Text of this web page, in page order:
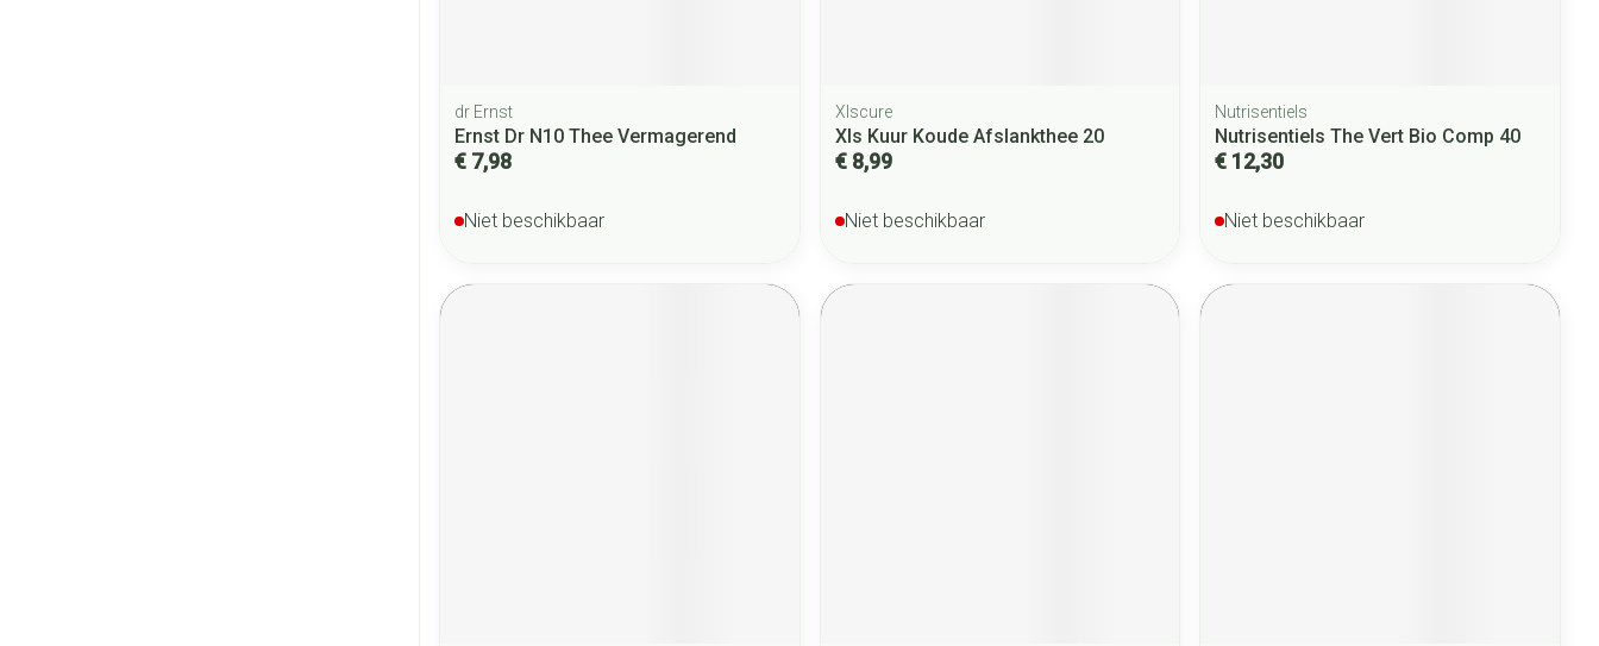
dr Ernst
Ernst Dr N10 Thee Vermagerend
€ 7,98
Niet beschikbaar
Xlscure
Xls Kuur Koude Afslankthee 20
€ 8,99
Niet beschikbaar
Nutrisentiels
Nutrisentiels The Vert Bio Comp 40
€ 12,30
Niet beschikbaar